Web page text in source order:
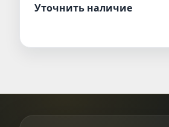
Уточнить наличие